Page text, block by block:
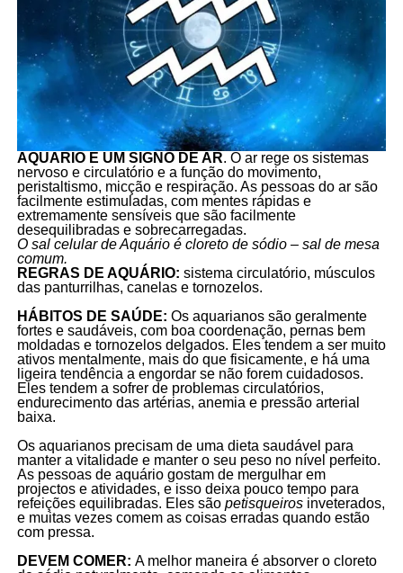
AQUÁRIO É UM SIGNO DE AR. O ar rege os sistemas
nervoso e circulatório e a função do movimento,
peristaltismo, micção e respiração. As pessoas do ar são
facilmente estimuladas, com mentes rápidas e
extremamente sensíveis que são facilmente
desequilibradas e sobrecarregadas.
O sal celular de Aquário é cloreto de sódio – sal de mesa
comum.
REGRAS DE AQUÁRIO: sistema circulatório, músculos
das panturrilhas, canelas e tornozelos.
HÁBITOS DE SAÚDE: Os aquarianos são geralmente
fortes e saudáveis, com boa coordenação, pernas bem
moldadas e tornozelos delgados. Eles tendem a ser muito
ativos mentalmente, mais do que fisicamente, e há uma
ligeira tendência a engordar se não forem cuidadosos.
Eles tendem a sofrer de problemas circulatórios,
endurecimento das artérias, anemia e pressão arterial
baixa.
Os aquarianos precisam de uma dieta saudável para
manter a vitalidade e manter o seu peso no nível perfeito.
As pessoas de aquário gostam de mergulhar em
projectos e atividades, e isso deixa pouco tempo para
refeições equilibradas. Eles são petisqueirosinveterados,
e muitas vezes comem as coisas erradas quando estão
com pressa.
DEVEM COMER: A melhor maneira é absorver o cloreto